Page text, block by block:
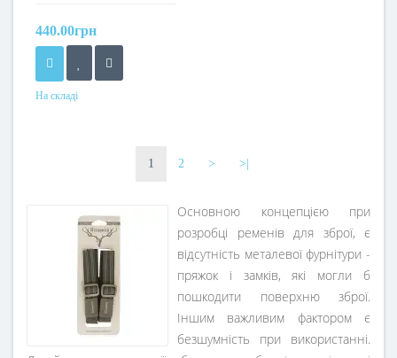
440.00грн
На складі
1 2 > >|
Основною концепцією при
розробці ременів для зброї, є
відсутність металевої фурнітури -
пряжок і замків, які могли б
пошкодити поверхню зброї.
Іншим важливим фактором є
безшумність при використанні.